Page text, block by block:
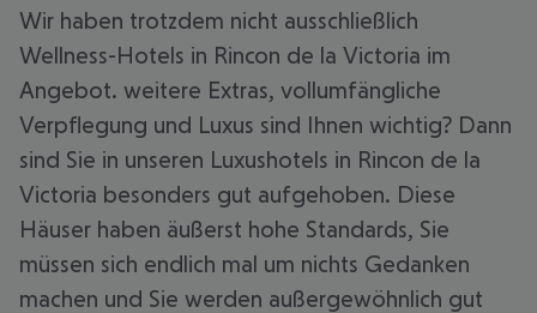
Wir haben trotzdem nicht ausschließlich
Wellness-Hotels in Rincon de la Victoria im
Angebot. weitere Extras, vollumfängliche
Verpflegung und Luxus sind Ihnen wichtig? Dann
sind Sie in unseren Luxushotels in Rincon de la
Victoria besonders gut aufgehoben. Diese
Häuser haben äußerst hohe Standards, Sie
müssen sich endlich mal um nichts Gedanken
machen und Sie werden außergewöhnlich gut